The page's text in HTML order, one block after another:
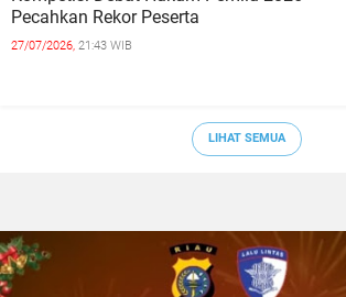
Pecahkan Rekor Peserta
27/07/2026, 21:43 WIB
LIHAT SEMUA